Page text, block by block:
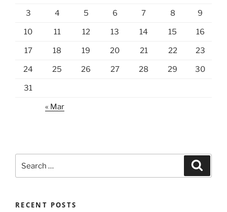
3 4 5 6 7 8 9
10 11 12 13 14 15 16
17 18 19 20 21 22 23
24 25 26 27 28 29 30
31
« Mar
for:
RECENT POSTS